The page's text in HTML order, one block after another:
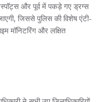
और पूर्व में पकड़े गए ड्रग्स
जिससे पुलिस की विशेष एंटी-
मॉनिटरिंग और लक्षित